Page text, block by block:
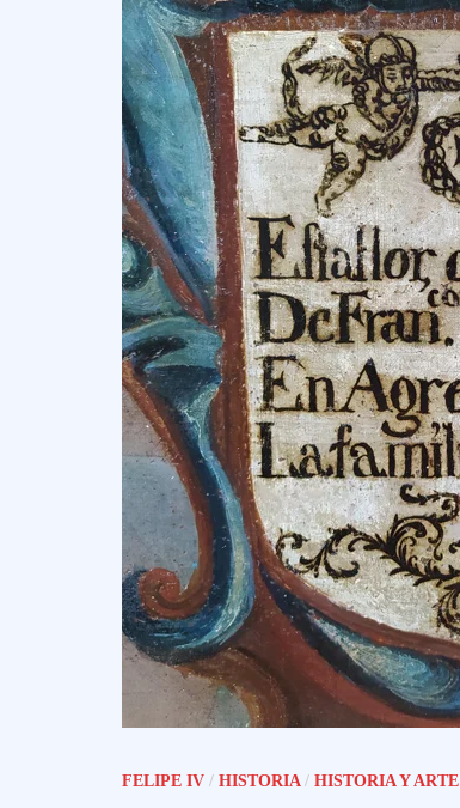
FELIPE IV / HISTORIA/ HISTORIA Y ARTE